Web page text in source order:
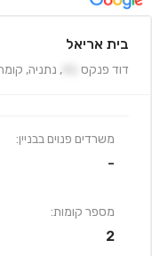
בית אריאל
דוד פנקס , נתניה,
משרדים פנוים בבניין:
-
מספר קומות:
2